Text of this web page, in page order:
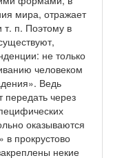
мира, отражает
т. п. Поэтому в
не только
человеком
Ведь
передать через
оказываются
в прокрустово
некие